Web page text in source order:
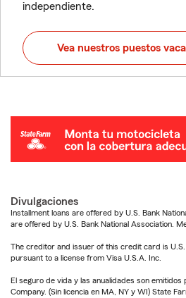
independiente.
Vea nuestros puestos
Divulgaciones
Installment loans are offered by U.S. Bank
are offered by U.S. Bank National Association.
The creditor and issuer of this credit card is U.S.
pursuant to a license from Visa U.S.A. Inc.
El seguro de vida y las anualidades son
Company. (Sin licencia en MA, NY y WI) State